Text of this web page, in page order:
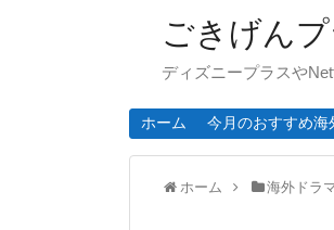
ごきげん
ディズニープラスや
ホーム 今月のおすすめ海
ホーム 海外ドラ